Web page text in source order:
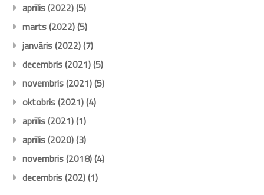
aprīlis (2022)(5)
marts (2022)(5)
janvāris (2022)(7)
decembris (2021)(5)
novembris (2021)(5)
oktobris (2021)(4)
aprīlis (2021)(1)
aprīlis (2020)(3)
novembris (2018)(4)
decembris (202)(1)